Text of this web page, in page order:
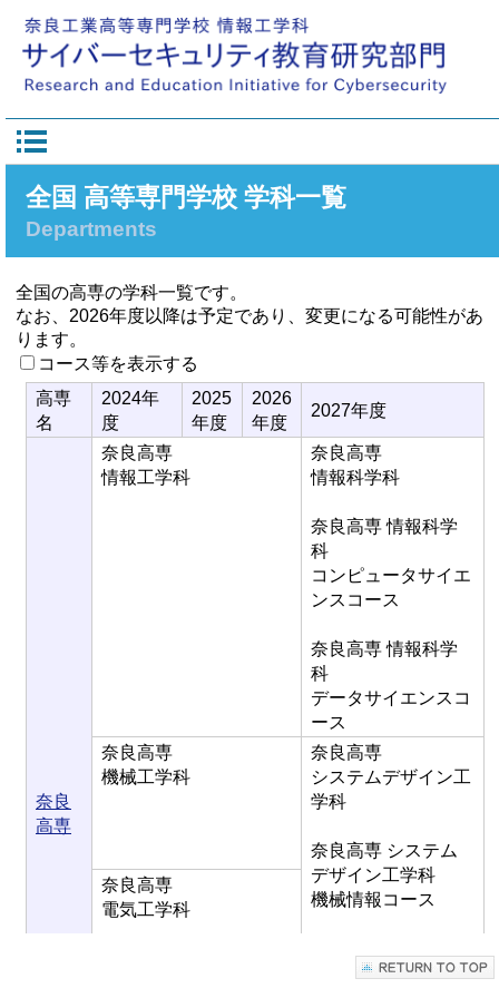
全国 高等専門学校 学科一覧
Departments
全国の高専の学科一覧です。
なお、2026年度以降は予定であり、変更になる可能性があ
ります。
コース等を表示する
高専
名
2024年
度
2025
年度
2026
年度
2027年度
奈良
高専
奈良高専
情報工学科
奈良高専
情報科学科
奈良高専 情報科学
科
コンピュータサイエ
ンスコース
奈良高専 情報科学
科
データサイエンスコ
ース
奈良高専
機械工学科
奈良高専
システムデザイン工
学科
奈良高専 システム
デザイン工学科
機械情報コース
デザイン工学科
奈良高専
電気工学科